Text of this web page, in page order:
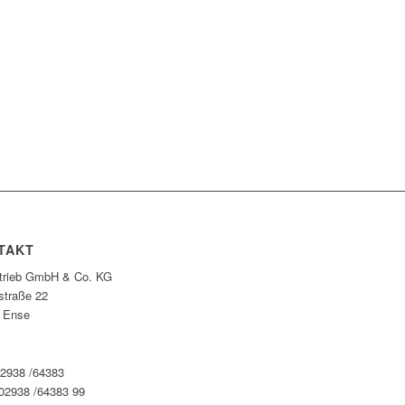
GmbH & Co. KG
22
Ense
/64383
/64383 99